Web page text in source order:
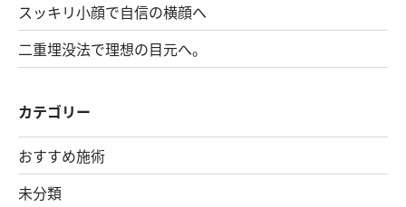
スッキリ小顔で自信の横顔へ
二重埋没法で理想の目元へ。
カテゴリー
おすすめ施術
未分類